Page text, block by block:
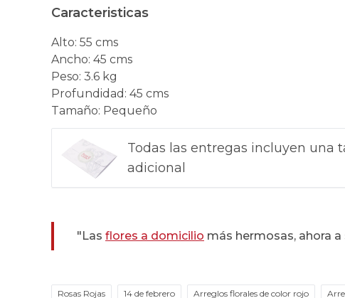
Caracteristicas
Alto: 55 cms
Ancho: 45 cms
Peso: 3.6 kg
Profundidad : 45 cms
Tamaño: Pequeño
Todas las entregas incluyen una
adicional
"Las flores a domicilio más hermosas, ahora
Rosas Rojas 14 de febrero Arreglos florales de color rojo